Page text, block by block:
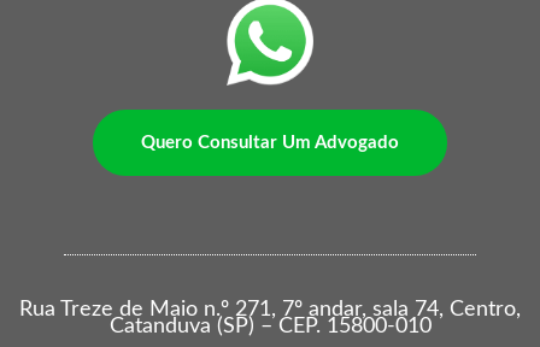
Quero Consultar Um Advogado
Rua Treze de Maio n.º 271, 7º andar, sala 74, Centro,
Catanduva (SP) – CEP. 15800-010